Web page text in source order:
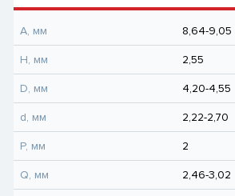
A, мм 8,64-9,05
H, мм 2,55
D, мм 4,20-4,55
d, мм 2,22-2,70
P, мм 2
Q, мм 2,46-3,02